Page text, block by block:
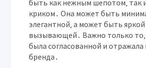
быть как нежным шепотом‚ так
криком․ Она может быть
элегантной‚ а может быть яркой
вызывающей․ Важно только
была согласованной и
бренда․